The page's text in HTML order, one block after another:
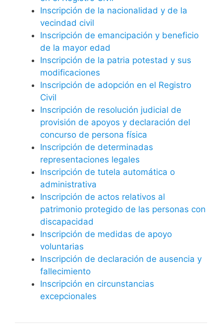
Inscripción de la nacionalidad y de la
vecindad civil
Inscripción de emancipación y beneficio
de la mayor edad
Inscripción de la patria potestad y sus
modificaciones
Inscripción de adopción en el Registro
Civil
Inscripción de resolución judicial de
provisión de apoyos y declaración del
concurso de persona física
Inscripción de determinadas
representaciones legales
Inscripción de tutela automática o
administrativa
Inscripción de actos relativos al
patrimonio protegido de las personas con
discapacidad
Inscripción de medidas de apoyo
voluntarias
Inscripción de declaración de ausencia y
fallecimiento
Inscripción en circunstancias
excepcionales